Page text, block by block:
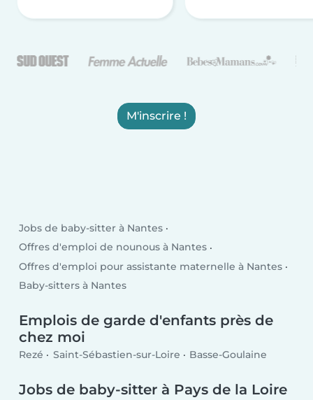
M'inscrire !
Jobs de baby-sitter à Nantes
Offres d'emploi de nounous à Nantes
Offres d'emploi pour assistante maternelle à Nantes
Baby-sitters à Nantes
Emplois de garde d'enfants près de
chez moi
Rezé Saint-Sébastien-sur-Loire Basse-Goulaine
Jobs de baby-sitter à Pays de la Loire